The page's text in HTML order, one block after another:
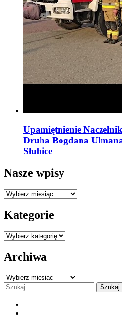
Upamiętnienie
Druha Bogdana
Słubice
Nasze wpisy
Nasze
Kategorie
Kategorie
Archiwa
Archiwa
Szukaj: